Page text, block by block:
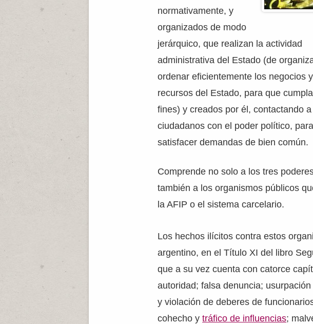
normativamente, y
organizados de modo
jerárquico, que realizan la actividad
administrativa del Estado (de
ordenar eficientemente los negocios y
recursos del Estado, para que
fines) y creados por él, contactando
ciudadanos con el poder político, para
satisfacer demandas de bien común.
Comprende no solo a los tres
también a los organismos públicos
la AFIP o el sistema carcelario.
Los hechos ilícitos contra estos
argentino, en el Título XI del libro
que a su vez cuenta con catorce
autoridad; falsa denuncia;
y violación de deberes de
cohecho ytráfico de influencias;